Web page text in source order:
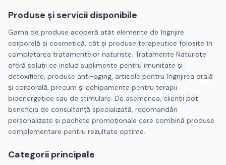
Produse și servicii disponibile
Gama de produse acoperă atât elemente de îngrijire
corporală și cosmetică, cât și produse terapeutice folosite în
completarea tratamentelor naturiste. Tratamente Naturiste
oferă soluții ce includ suplimente pentru imunitate și
detoxifiere, produse anti-aging, articole pentru îngrijirea orală
și corporală, precum și echipamente pentru terapii
bioenergetice sau de stimulare. De asemenea, clienții pot
beneficia de consultanță specializată, recomandări
personalizate și pachete promoționale care combină produse
complementare pentru rezultate optime.
Categorii principale